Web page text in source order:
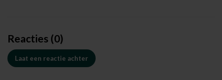
Reacties (0)
Laat een reactie achter